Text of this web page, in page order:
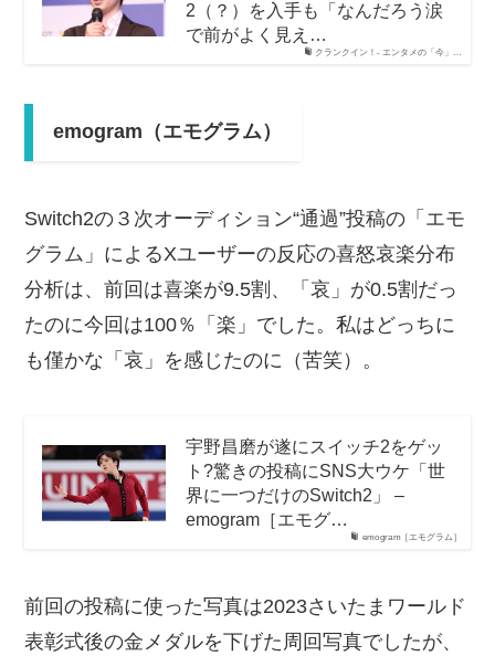
クランクイン！- エンタメの「今」…
2（？）を入手も「なんだろう涙
で前がよく見え…
emogram（エモグラム）
Switch2の３次オーディション“通過”投稿の「エモ
グラム」によるXユーザーの反応の喜怒哀楽分布
分析は、前回は喜楽が9.5割、「哀」が0.5割だっ
たのに今回は100％「楽」でした。私はどっちに
も僅かな「哀」を感じたのに（苦笑）。
emogram［エモグラム］
宇野昌磨が遂にスイッチ2をゲッ
ト?驚きの投稿にSNS大ウケ「世
界に一つだけのSwitch2」 –
emogram［エモグ…
前回の投稿に使った写真は2023さいたまワールド
表彰式後の金メダルを下げた周回写真でしたが、